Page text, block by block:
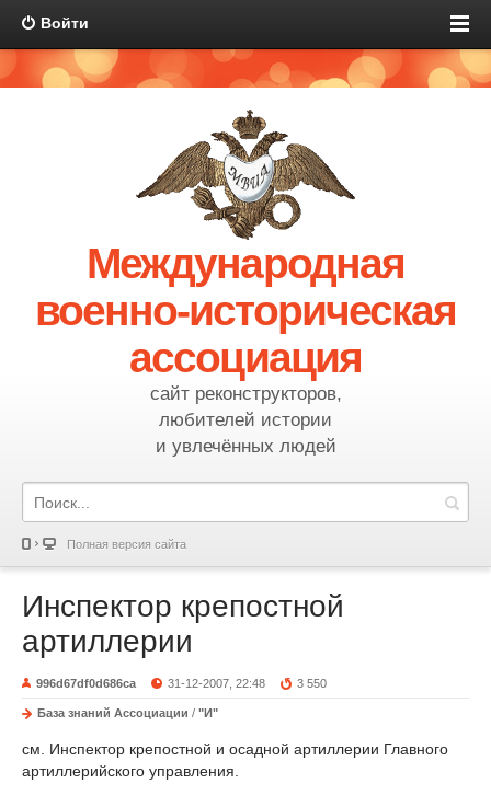
Войти
Международная
военно-историческая
ассоциация
сайт реконструкторов,
любителей истории
и увлечённых людей
Полная версия сайта
Инспектор крепостной
артиллерии
996d67df0d686ca 31-12-2007, 22:48 3 550
База знаний Ассоциации / "И"
см. Инспектор крепостной и осадной артиллерии Главного
артиллерийского управления.